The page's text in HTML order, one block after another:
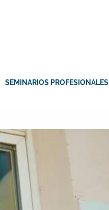
SEMINARIOS PROFESIONALES